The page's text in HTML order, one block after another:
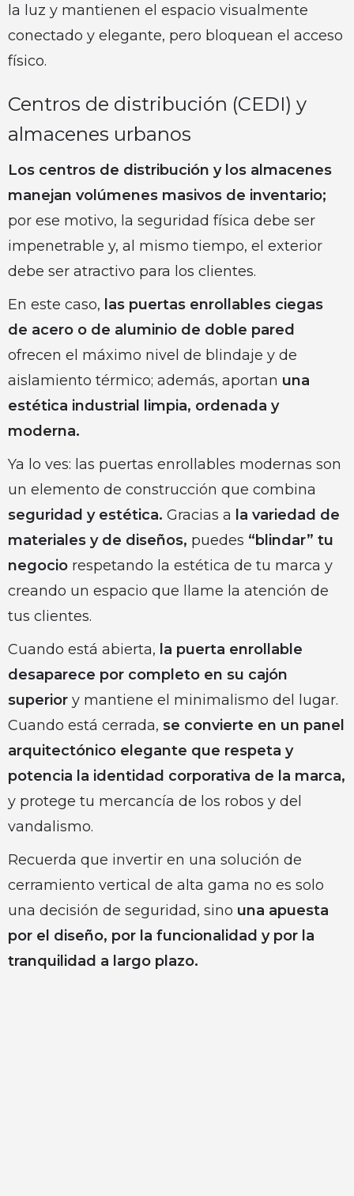
la luz y mantienen el espacio visualmente
conectado y elegante, pero bloquean el acceso
físico.
Centros de distribución (CEDI) y
almacenes urbanos
Los centros de distribución y los almacenes
manejan volúmenes masivos de inventario;
por ese motivo, la seguridad física debe ser
impenetrable y, al mismo tiempo, el exterior
debe ser atractivo para los clientes.
En este caso, las puertas enrollables ciegas
de acero o de aluminio de doble pared
ofrecen el máximo nivel de blindaje y de
aislamiento térmico; además, aportan una
estética industrial limpia, ordenada y
moderna.
Ya lo ves: las puertas enrollables modernas son
un elemento de construcción que combina
seguridad y estética. Gracias a la variedad de
materiales y de diseños, puedes “blindar” tu
negocio respetando la estética de tu marca y
creando un espacio que llame la atención de
tus clientes.
Cuando está abierta, la puerta enrollable
desaparece por completo en su cajón
superior y mantiene el minimalismo del lugar.
Cuando está cerrada, se convierte en un panel
arquitectónico elegante que respeta y
potencia la identidad corporativa de la marca,
y protege tu mercancía de los robos y del
vandalismo.
Recuerda que invertir en una solución de
cerramiento vertical de alta gama no es solo
una decisión de seguridad, sino una apuesta
por el diseño, por la funcionalidad y por la
tranquilidad a largo plazo.